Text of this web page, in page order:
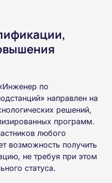
по
направлен на
решений,
программ.
любого
возможность получить
не требуя при этом
статуса.